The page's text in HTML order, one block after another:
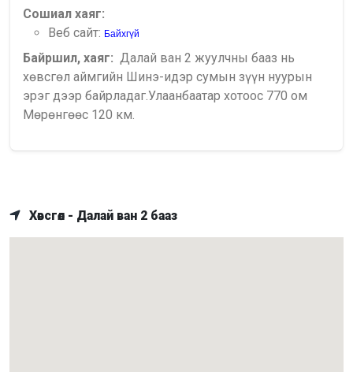
Сошиал хаяг:
Веб сайт: Байхгүй
Байршил, хаяг: Далай ван 2 жуулчны бааз нь
хөвсгөл аймгийн Шинэ-идэр сумын зүүн нуурын
эрэг дээр байрладаг.Улаанбаатар хотоос 770 ом
Мөрөнгөөс 120 км.
Хөвсгөл - Далай ван 2 бааз